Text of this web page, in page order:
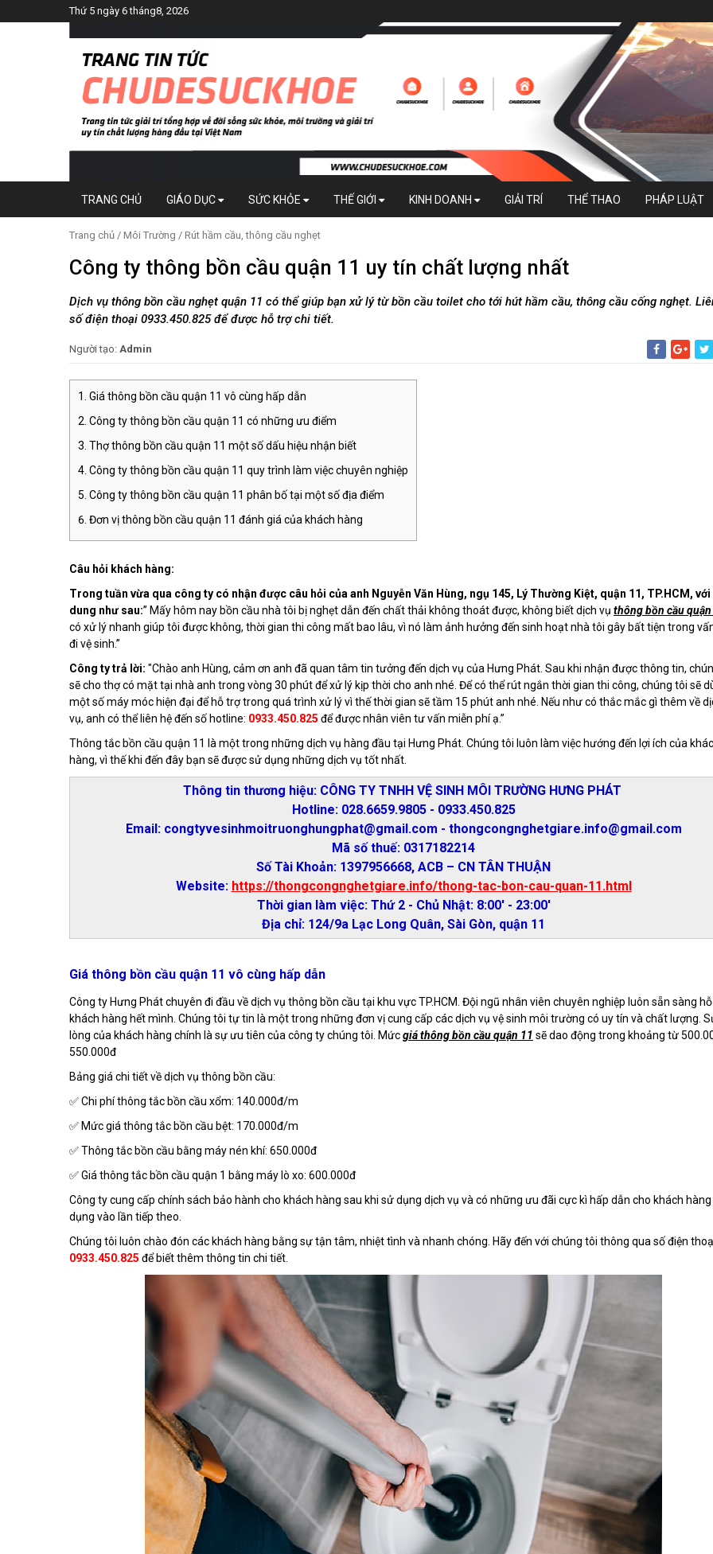
Thứ 5 ngày 6 tháng8, 2026
TRANG CHỦ GIÁO DỤC SỨC KHỎE THẾ GIỚI KINH DOANH GIẢI TRÍ THỂ THAO PHÁP LUẬT
Trang chủ / Môi Trường / Rút hầm cầu, thông cầu nghẹt
Công ty thông bồn cầu quận 11 uy tín chất lượng nhất
Dịch vụ thông bồn cầu nghẹt quận 11 có thể giúp bạn xử lý từ bồn cầu toilet cho tới hút hầm cầu, thông cầu cống nghẹt.
số điện thoại 0933.450.825 để được hỗ trợ chi tiết.
Người tạo: Admin
Giá thông bồn cầu quận 11 vô cùng hấp dẫn
Công ty thông bồn cầu quận 11 có những ưu điểm
Thợ thông bồn cầu quận 11 một số dấu hiệu nhận biết
Công ty thông bồn cầu quận 11 quy trình làm việc chuyên nghiệp
Công ty thông bồn cầu quận 11 phân bố tại một số địa điểm
Đơn vị thông bồn cầu quận 11 đánh giá của khách hàng
Câu hỏi khách hàng:
Trong tuần vừa qua công ty có nhận được câu hỏi của anh Nguyễn Văn Hùng, ngụ 145, Lý Thường Kiệt, quận 11, TP.HCM, với
dung như sau:” Mấy hôm nay bồn cầu nhà tôi bị nghẹt dẫn đến chất thải không thoát được, không biết dịch vụ thông bồn cầu quận
có xử lý nhanh giúp tôi được không, thời gian thi công mất bao lâu, vì nó làm ảnh hưởng đến sinh hoạt nhà tôi gây bất tiện trong
đi vệ sinh.”
Công ty trả lời: "Chào anh Hùng, cảm ơn anh đã quan tâm tin tưởng đến dịch vụ của Hưng Phát. Sau khi nhận được thông tin,
sẽ cho thợ có mặt tại nhà anh trong vòng 30 phút để xử lý kịp thời cho anh nhé. Để có thể rút ngắn thời gian thi công, chúng tôi sẽ
một số máy móc hiện đại để hỗ trợ trong quá trình xử lý vì thế thời gian sẽ tầm 15 phút anh nhé. Nếu như có thắc mắc gì thêm về
vụ, anh có thể liên hệ đến số hotline: 0933.450.825 để được nhân viên tư vấn miễn phí ạ.”
Thông tắc bồn cầu quận 11 là một trong những dịch vụ hàng đầu tại Hưng Phát. Chúng tôi luôn làm việc hướng đến lợi ích của
hàng, vì thế khi đến đây bạn sẽ được sử dụng những dịch vụ tốt nhất.
Thông tin thương hiệu: CÔNG TY TNHH VỆ SINH MÔI TRƯỜNG HƯNG PHÁT
Hotline: 028.6659.9805 - 0933.450.825
Email: congtyvesinhmoitruonghungphat@gmail.com - thongcongnghetgiare.info@gmail.com
Mã số thuế: 0317182214
Số Tài Khoản: 1397956668, ACB – CN TÂN THUẬN
Website: https://thongcongnghetgiare.info/thong-tac-bon-cau-quan-11.html
Thời gian làm việc: Thứ 2 - Chủ Nhật: 8:00' - 23:00'
Địa chỉ: 124/9a Lạc Long Quân, Sài Gòn, quận 11
Giá thông bồn cầu quận 11 vô cùng hấp dẫn
Công ty Hưng Phát chuyên đi đầu về dịch vụ thông bồn cầu tại khu vực TP.HCM. Đội ngũ nhân viên chuyên nghiệp luôn sẵn sàng
khách hàng hết mình. Chúng tôi tự tin là một trong những đơn vị cung cấp các dịch vụ vệ sinh môi trường có uy tín và chất lượng.
lòng của khách hàng chính là sự ưu tiên của công ty chúng tôi. Mứcgiá thông bồn cầu quận 11 sẽ dao động trong khoảng từ
550.000đ
Bảng giá chi tiết về dịch vụ thông bồn cầu:
✅ Chi phí thông tắc bồn cầu xổm: 140.000đ/m
✅ Mức giá thông tắc bồn cầu bệt: 170.000đ/m
✅ Thông tắc bồn cầu bằng máy nén khí: 650.000đ
✅ Giá thông tắc bồn cầu quận 1 bằng máy lò xo: 600.000đ
Công ty cung cấp chính sách bảo hành cho khách hàng sau khi sử dụng dịch vụ và có những ưu đãi cực kì hấp dẫn cho khách
dụng vào lần tiếp theo.
Chúng tôi luôn chào đón các khách hàng bằng sự tận tâm, nhiệt tình và nhanh chóng. Hãy đến với chúng tôi thông qua số điện
0933.450.825 để biết thêm thông tin chi tiết.